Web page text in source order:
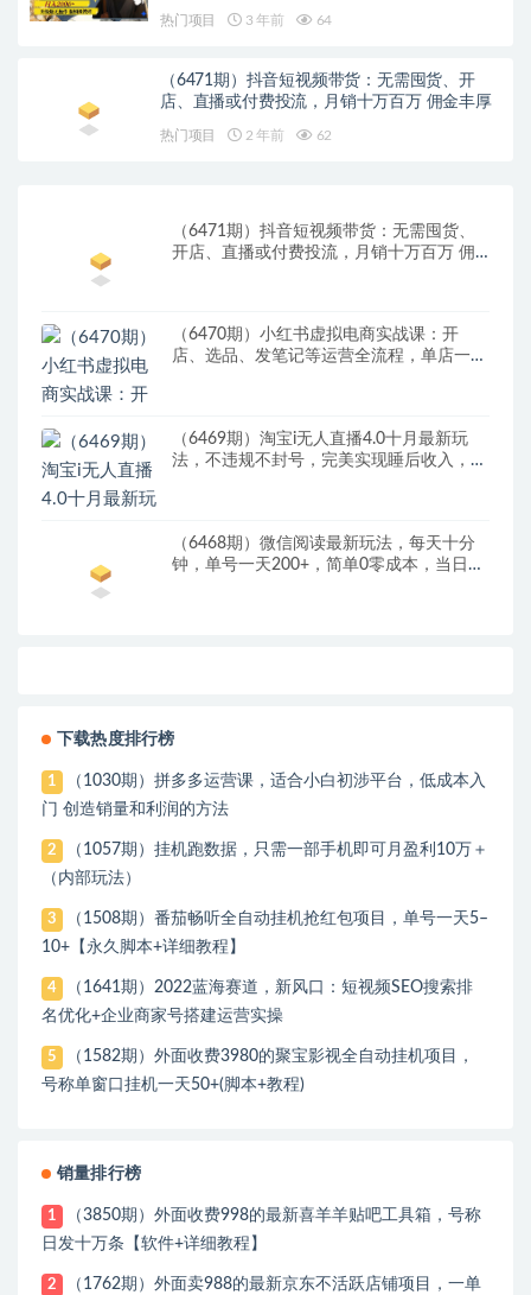
热门项目 3 年前 64
（6471期）抖音短视频带货：无需囤货、开
店、直播或付费投流，月销十万百万 佣金丰厚
热门项目 2 年前 62
（6471期）抖音短视频带货：无需囤货、
开店、直播或付费投流，月销十万百万 佣
（6470期）小红书虚拟电商实战课：开
店、选品、发笔记等运营全流程，单店一天
（6469期）淘宝i无人直播4.0十月最新玩
法，不违规不封号，完美实现睡后收入，日
（6468期）微信阅读最新玩法，每天十分
钟，单号一天200+，简单0零成本，当日提
下载热度排行榜
1
（1030期）拼多多运营课，适合小白初涉平台，低成本入
门 创造销量和利润的方法
2
（1057期）挂机跑数据，只需一部手机即可月盈利10万＋
（内部玩法）
3
（1508期）番茄畅听全自动挂机抢红包项目，单号一天5–
10+【永久脚本+详细教程】
4
（1641期）2022蓝海赛道，新风口：短视频SEO搜索排
名优化+企业商家号搭建运营实操
5
（1582期）外面收费3980的聚宝影视全自动挂机项目，
号称单窗口挂机一天50+(脚本+教程)
销量排行榜
1
（3850期）外面收费998的最新喜羊羊贴吧工具箱，号称
日发十万条【软件+详细教程】
2
（1762期）外面卖988的最新京东不活跃店铺项目，一单